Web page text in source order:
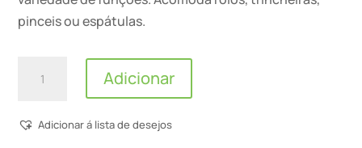
pinceis ou espátulas.
Quantidade
-
Adicionar
Adicionar á lista de desejos